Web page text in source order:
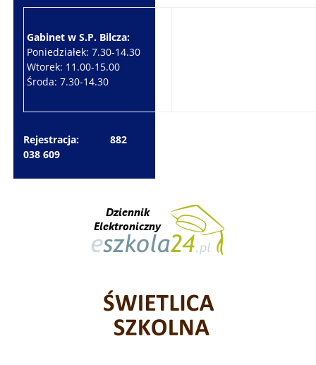
Gabinet w S.P. Bilcza:
Poniedziałek: 7.30-14.30
Wtorek: 11.00-15.00
Środa: 7.30-14.30
Rejestracja: 882
038 609